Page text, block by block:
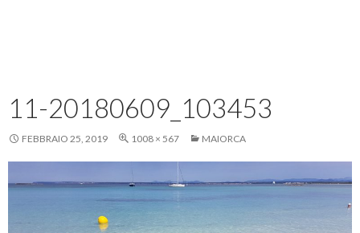
11-20180609_103453
FEBBRAIO 25, 2019 1008 × 567 MAIORCA